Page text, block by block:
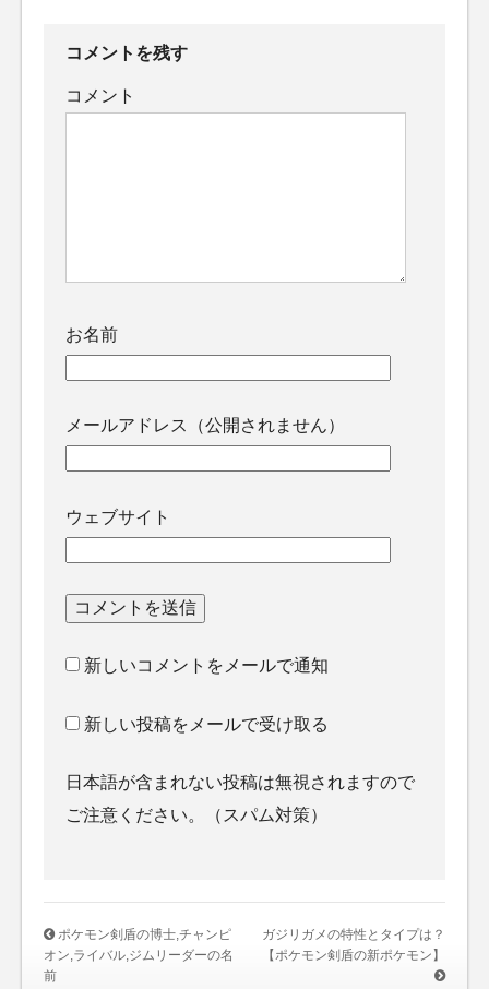
コメントを残す
コメント
お名前
メールアドレス（公開されません）
ウェブサイト
新しいコメントをメールで通知
新しい投稿をメールで受け取る
日本語が含まれない投稿は無視されますので
ご注意ください。（スパム対策）
ポケモン剣盾の博士,チャンピ
オン,ライバル,ジムリーダーの名
前
ガジリガメの特性とタイプは？
【ポケモン剣盾の新ポケモン】